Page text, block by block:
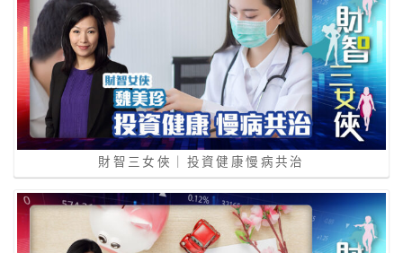
財智三女俠｜投資健康慢病共治